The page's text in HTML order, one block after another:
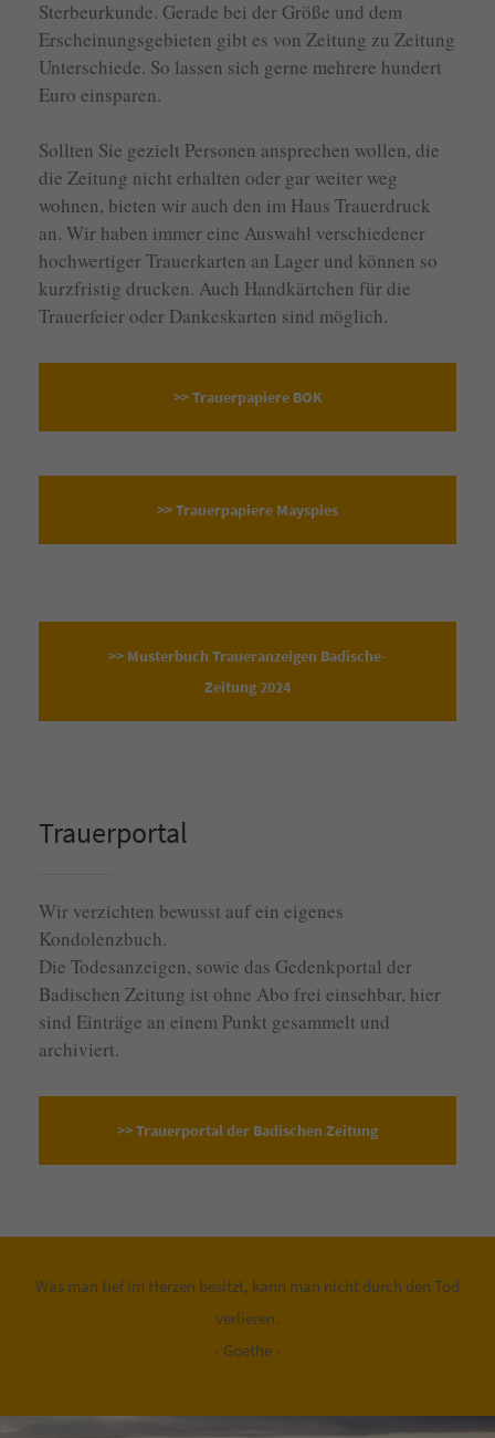
info@yourdomain.com
About us
Aenean commodo ligula eget dolor. Aenean massa. Cum sociis
natoque penatibus et magnis dis parturient montes, nascetur
ridiculus mus. Donec quam felis, ultricies nec.
Sterbeurkunde. Gerade bei der Größe und dem
Erscheinungsgebieten gibt es von Zeitung zu Zeitung
Unterschiede. So lassen sich gerne mehrere hundert
Euro einsparen.
Sollten Sie gezielt Personen ansprechen wollen, die
die Zeitung nicht erhalten oder gar weiter weg
wohnen, bieten wir auch den im Haus Trauerdruck
an. Wir haben immer eine Auswahl verschiedener
hochwertiger Trauerkarten an Lager und können so
kurzfristig drucken. Auch Handkärtchen für die
Trauerfeier oder Dankeskarten sind möglich.
>> Trauerpapiere BOK
>> Trauerpapiere Mayspies
>> Musterbuch Traueranzeigen Badische-
Zeitung 2024
Trauerportal
Wir verzichten bewusst auf ein eigenes
Kondolenzbuch.
Die Todesanzeigen, sowie das Gedenkportal der
Badischen Zeitung ist ohne Abo frei einsehbar, hier
sind Einträge an einem Punkt gesammelt und
archiviert.
>> Trauerportal der Badischen Zeitung
Was man tief im Herzen besitzt, kann man nicht durch den Tod
verlieren.
- Goethe -